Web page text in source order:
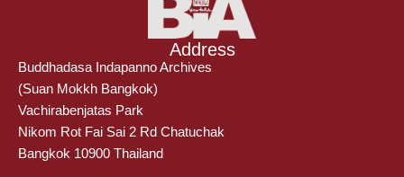
Address
Buddhadasa Indapanno Archives
(Suan Mokkh Bangkok)
Vachirabenjatas Park
Nikom Rot Fai Sai 2 Rd Chatuchak
Bangkok 10900 Thailand